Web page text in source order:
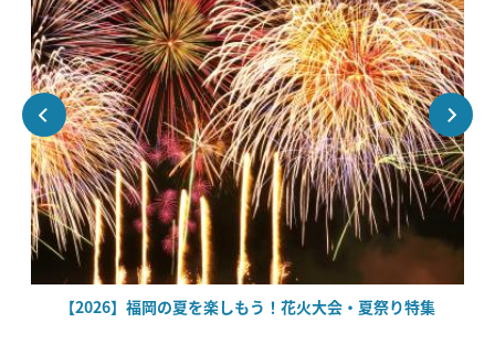
【2026】福岡の夏を楽しもう！花火大会・夏祭り特集